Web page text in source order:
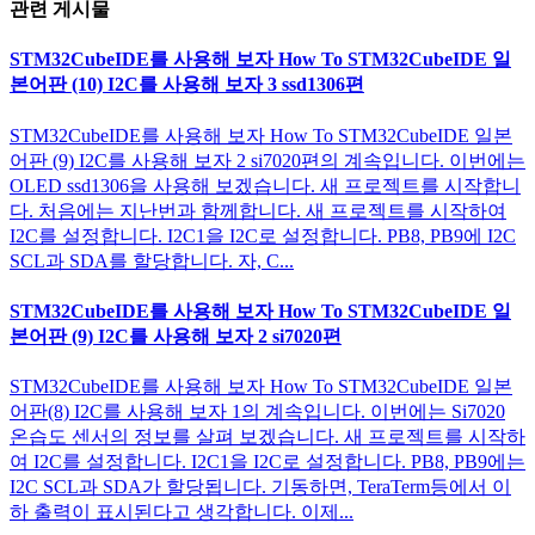
관련 게시물
STM32CubeIDE를 사용해 보자 How To STM32CubeIDE 일
본어판 (10) I2C를 사용해 보자 3 ssd1306편
STM32CubeIDE를 사용해 보자 How To STM32CubeIDE 일본
어판 (9) I2C를 사용해 보자 2 si7020편의 계속입니다. 이번에는
OLED ssd1306을 사용해 보겠습니다. 새 프로젝트를 시작합니
다. 처음에는 지난번과 함께합니다. 새 프로젝트를 시작하여
I2C를 설정합니다. I2C1을 I2C로 설정합니다. PB8, PB9에 I2C
SCL과 SDA를 할당합니다. 자, C...
STM32CubeIDE를 사용해 보자 How To STM32CubeIDE 일
본어판 (9) I2C를 사용해 보자 2 si7020편
STM32CubeIDE를 사용해 보자 How To STM32CubeIDE 일본
어판(8) I2C를 사용해 보자 1의 계속입니다. 이번에는 Si7020
온습도 센서의 정보를 살펴 보겠습니다. 새 프로젝트를 시작하
여 I2C를 설정합니다. I2C1을 I2C로 설정합니다. PB8, PB9에는
I2C SCL과 SDA가 할당됩니다. 기동하면, TeraTerm등에서 이
하 출력이 표시된다고 생각합니다. 이제...